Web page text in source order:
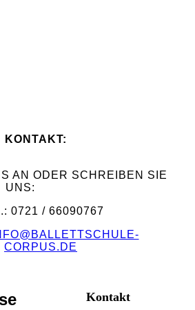
KONTAKT:
AN ODER SCHREIBEN SIE
UNS:
0721 / 66090767
CORPUS.DE
Kontakt